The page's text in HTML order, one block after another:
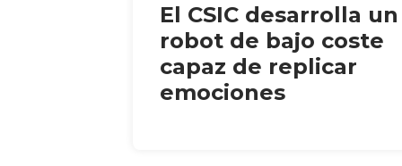
El CSIC desarrolla un
robot de bajo coste
capaz de replicar
emociones